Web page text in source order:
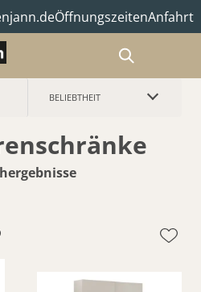
ÖffnungszeitenAnfahrt
BELIEBTHEIT